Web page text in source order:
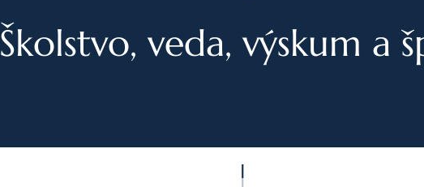
Fúzie a akvizície
Právo obchodných spoločností
Školstvo, veda, výskum a